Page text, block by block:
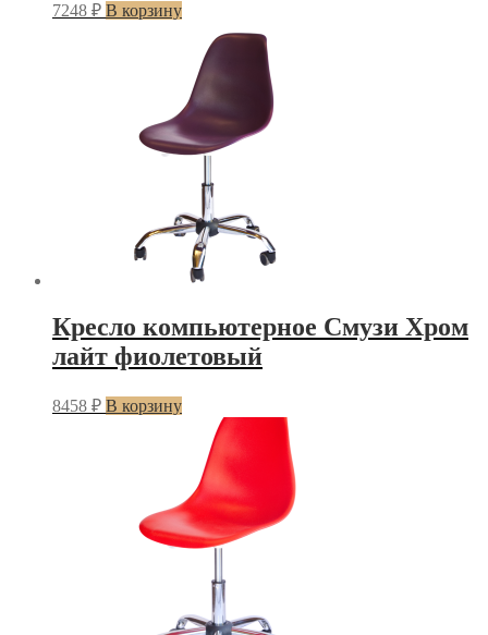
7248 ₽ В корзину
Кресло компьютерное Смузи Хром
лайт фиолетовый
8458 ₽ В корзину